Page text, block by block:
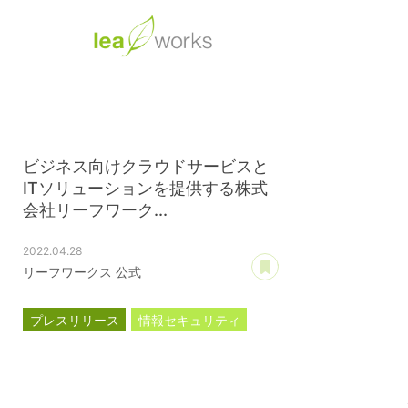
ビジネス向けクラウドサービスと
ITソリューションを提供する株式
会社リーフワーク...
2022.04.28
リーフワークス 公式
プレスリリース
情報セキュリティ